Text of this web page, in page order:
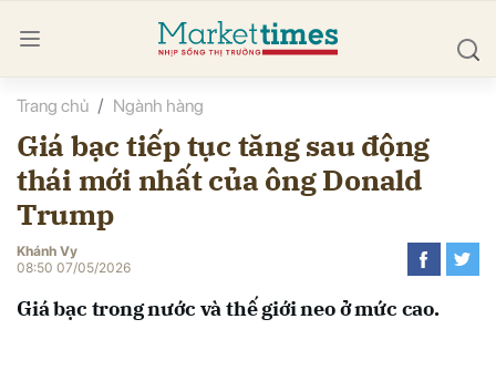
Trang chủ Ngành hàng
Giá bạc tiếp tục tăng sau động
thái mới nhất của ông Donald
Trump
Khánh Vy
08:50 07/05/2026
Giá bạc trong nước và thế giới neo ở mức cao.
luận